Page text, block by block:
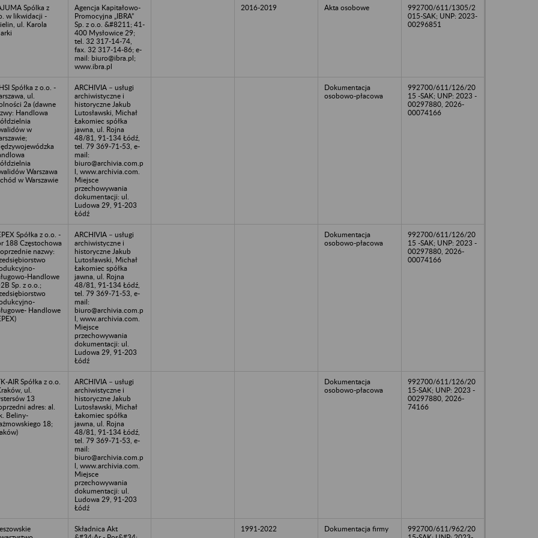
Spólka z
w likwidacji -
ul. Karola
Agencja Kapitałowo-
Promocyjna „IBRA”
Sp. z o.o. &#8211; 41-
400 Mysłowice 29;
tel. 32 317-14-74,
fax. 32 317-14-86; e-
mail: biuro@ibra.pl;
www.ibra.pl
2016-2019 Akta osobowe
992700/611/1305/2
015-SAK; UNP: 2023-
00296851
Spółka z o.o. -
ul.
2a (dawne
Handlowa
w
Warszawa
w Warszawie
ARCHIVIA – usługi
archiwistyczne i
historyczne Jakub
Lutosławski, Michał
Łakomiec spółka
jawna, ul. Rojna
48/81, 91-134 Łódź,
tel. 79 369-71-53, e-
mail:
biuro@archivia.com.p
l, www.archivia.com.
Miejsce
przechowywania
dokumentacji: ul.
Ludowa 29, 91-203
Łódź
Dokumentacja
osobowo-płacowa
992700/611/126/20
15 -SAK; UNP: 2023 -
00297880, 2026-
00074166
Spółka z o.o. -
188 Częstochowa
nazwy:
Handlowe
Sp. z o.o.;
Handlowe
ARCHIVIA – usługi
archiwistyczne i
historyczne Jakub
Lutosławski, Michał
Łakomiec spółka
jawna, ul. Rojna
48/81, 91-134 Łódź,
tel. 79 369-71-53, e-
mail:
biuro@archivia.com.p
l, www.archivia.com.
Miejsce
przechowywania
dokumentacji: ul.
Ludowa 29, 91-203
Łódź
Dokumentacja
osobowo-płacowa
992700/611/126/20
15 -SAK; UNP: 2023 -
00297880, 2026-
00074166
AIR Spółka z o.o.
ul.
13
adres: al.
Beliny-
18;
ARCHIVIA – usługi
archiwistyczne i
historyczne Jakub
Lutosławski, Michał
Łakomiec spółka
jawna, ul. Rojna
48/81, 91-134 Łódź,
tel. 79 369-71-53, e-
mail:
biuro@archivia.com.p
l, www.archivia.com.
Miejsce
przechowywania
dokumentacji: ul.
Ludowa 29, 91-203
Łódź
Dokumentacja
osobowo-płacowa
992700/611/126/20
15-SAK; UNP: 2023 -
00297880, 2026-
74166
Składnica Akt
1991-2022 Dokumentacja firmy
992700/611/962/20